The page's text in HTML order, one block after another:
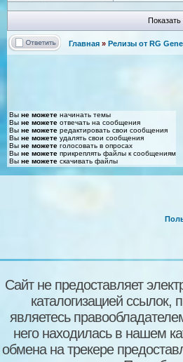
Главная » Релизы от RG
Вы не можете начинать темы
Вы не можете отвечать на сообщения
Вы не можете редактировать свои сообщения
Вы не можете удалять свои сообщения
Вы не можете голосовать в опросах
Вы не можете прикреплять файлы к сообщениям
Вы не можете скачивать файлы
Сайт не предоставляет
каталогизацией
являетесь
него находилась в нашем
обмена на трекере